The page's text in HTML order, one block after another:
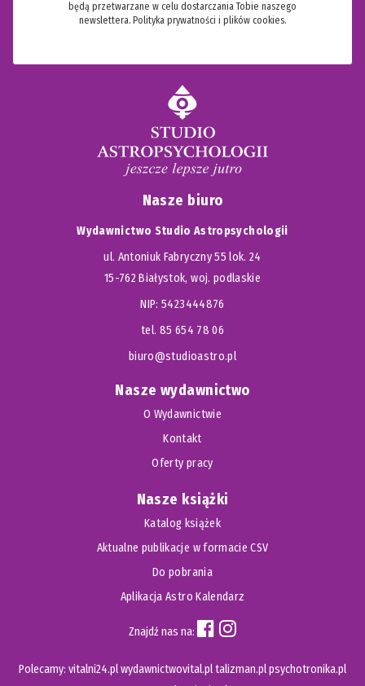
będą przetwarzane w celu dostarczania Tobie naszego
newslettera. Polityka prywatności i plików cookies.
Nasze biuro
Wydawnictwo Studio Astropsychologii
ul. Antoniuk Fabryczny 55 lok. 24
15-762 Białystok, woj. podlaskie
NIP: 5423444876
tel. 85 654 78 06
biuro@studioastro.pl
Nasze wydawnictwo
O Wydawnictwie
Kontakt
Oferty pracy
Nasze książki
Katalog książek
Aktualne publikacje w formacie CSV
Do pobrania
Aplikacja Astro Kalendarz
Znajdź nas na:
Polecamy: vitalni24.plwydawnictwovital.pltalizman.plpsychotronika.pl